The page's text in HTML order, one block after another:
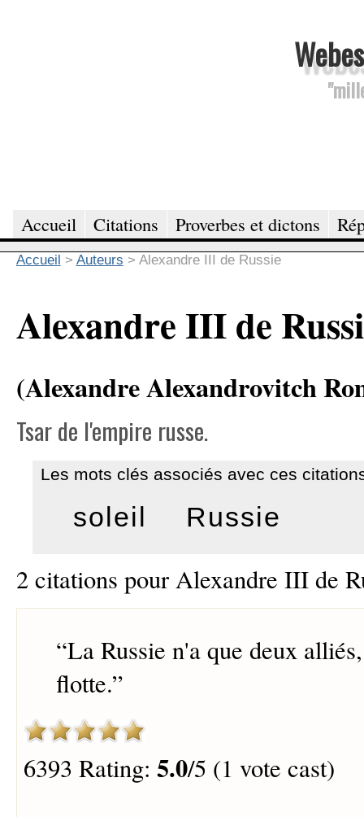
Accueil Citations Proverbes et dictons
Accueil > Auteurs > Alexandre III de Russie
Alexandre III de
(Alexandre Alexandrovitch
Tsar de l'empire russe.
Les mots clés associés avec ces
soleil Russie
2 citations pour Alexandre III de
“La Russie n'a que deux
flotte.”
6393 Rating: 5.0/5 (1 vote cast)